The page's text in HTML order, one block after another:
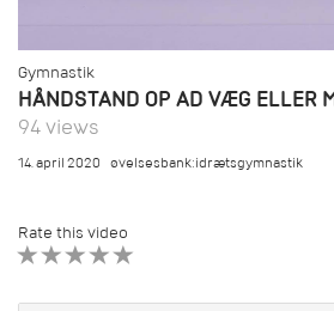
Gymnastik
94 views
14. april 2020 øvelsesbank:idrætsgymnastik
Rate this video